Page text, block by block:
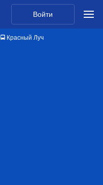
Войти
🚍 Красный Луч